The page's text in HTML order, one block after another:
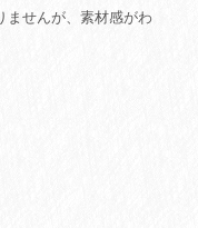
ませんが、素材感がわ